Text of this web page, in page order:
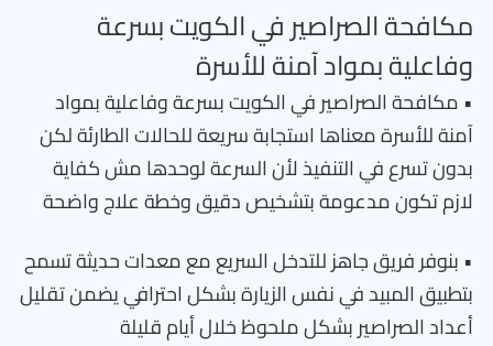
مكافحة الصراصير في الكويت بسرعة
وفاعلية بمواد آمنة للأسرة
• مكافحة الصراصير في الكويت بسرعة وفاعلية بمواد
آمنة للأسرة معناها استجابة سريعة للحالات الطارئة لكن
بدون تسرع في التنفيذ لأن السرعة لوحدها مش كفاية
لازم تكون مدعومة بتشخيص دقيق وخطة علاج واضحة
• بنوفر فريق جاهز للتدخل السريع مع معدات حديثة تسمح
بتطبيق المبيد في نفس الزيارة بشكل احترافي يضمن تقليل
أعداد الصراصير بشكل ملحوظ خلال أيام قليلة